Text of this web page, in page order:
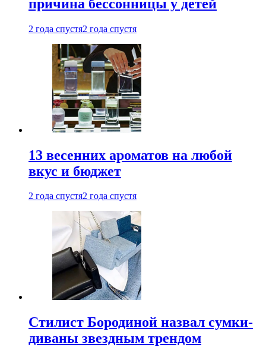
причина бессонницы у детей
2 года спустя2 года спустя
13 весенних ароматов на любой
вкус и бюджет
2 года спустя2 года спустя
Стилист Бородиной назвал сумки-
диваны звездным трендом